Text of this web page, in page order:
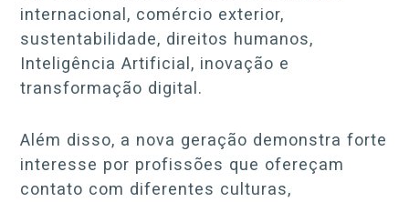
internacional, comércio exterior,
sustentabilidade, direitos humanos,
Inteligência Artificial, inovação e
transformação digital.
Além disso, a nova geração demonstra forte
interesse por profissões que ofereçam
contato com diferentes culturas,